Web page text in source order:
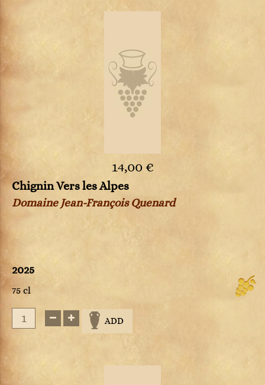
14,00 €
Chignin Vers les Alpes
Domaine Jean-François Quenard
2025
75 cl
ADD